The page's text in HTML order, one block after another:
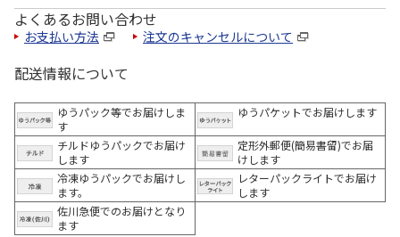
よくあるお問い合わせ
お支払い方法 注文のキャンセルについて
配送情報について
ゆうパック等でお届けしま
す
ゆうパケットでお届けします
チルドゆうパックでお届け
します
定形外郵便(簡易書留)でお届
けします
冷凍ゆうパックでお届けし
ます。
レターパックライトでお届け
します
佐川急便でのお届けとなり
ます